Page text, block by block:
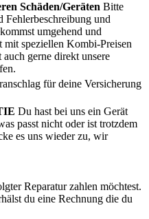
Schäden/Geräten Bitte
Fehlerbeschreibung und
umgehend und
mit speziellen Kombi-Preisen
gerne direkt unsere
für deine Versicherung
Du hast bei uns ein Gerät
passt nicht oder ist trotzdem
es uns wieder zu, wir
Reparatur zahlen möchtest.
du eine Rechnung die du